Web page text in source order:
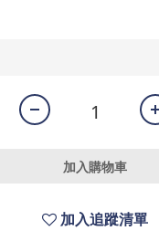
加入購物車
加入追蹤清單